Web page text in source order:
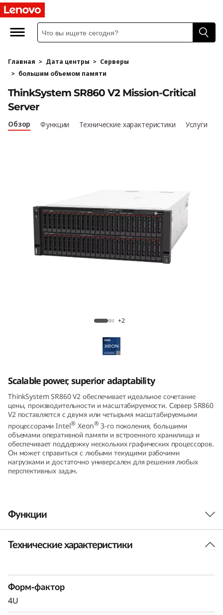
T
h
k
S
2
Главная > Дата центры > Серверы
> большим объемом памяти
ThinkSystem SR860 V2 Mission-Critical
Server
Обзор Функции Технические характеристики Услуги
+2
Scalable power, superior adaptability
ThinkSystem SR860 V2 обеспечивает идеальное сочетание
цены, производительности и масштабируемости. Сервер SR860
V2 поставляется с двумя или четырьмя масштабируемыми
процессорами Intel® Xeon® 3-го поколения, большими
объемами оперативной памяти и встроенного хранилища и
обеспечивает поддержку нескольких графических процессоров.
Он может справиться с любыми текущими рабочими
нагрузками и достаточно универсален для решения любых
перспективных задач.
Функции
Технические характеристики
Форм-фактор
4U